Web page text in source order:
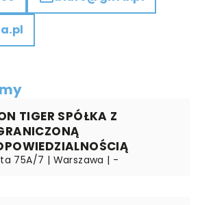
TIGER SPÓŁKA Z
75A/7 | Warszawa | -